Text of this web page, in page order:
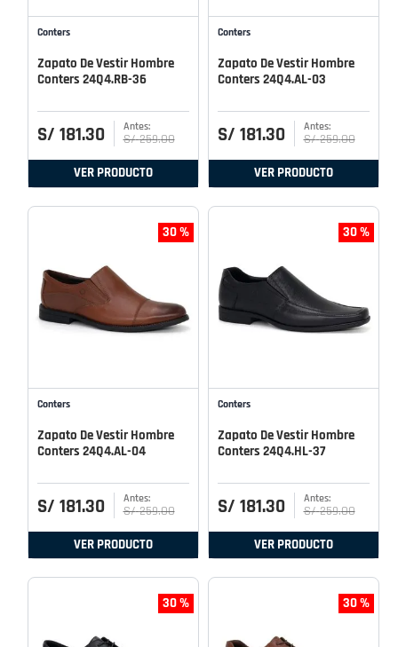
Conters
Zapato De Vestir Hombre
Conters 24Q4.RB-36
S/ 181.30 S/ 259.00
VER PRODUCTO
Conters
Zapato De Vestir Hombre
Conters 24Q4.AL-03
S/ 181.30 S/ 259.00
VER PRODUCTO
30 %
Conters
Zapato De Vestir Hombre
Conters 24Q4.AL-04
S/ 181.30 S/ 259.00
VER PRODUCTO
30 %
Conters
Zapato De Vestir Hombre
Conters 24Q4.HL-37
S/ 181.30 S/ 259.00
VER PRODUCTO
30 % 30 %